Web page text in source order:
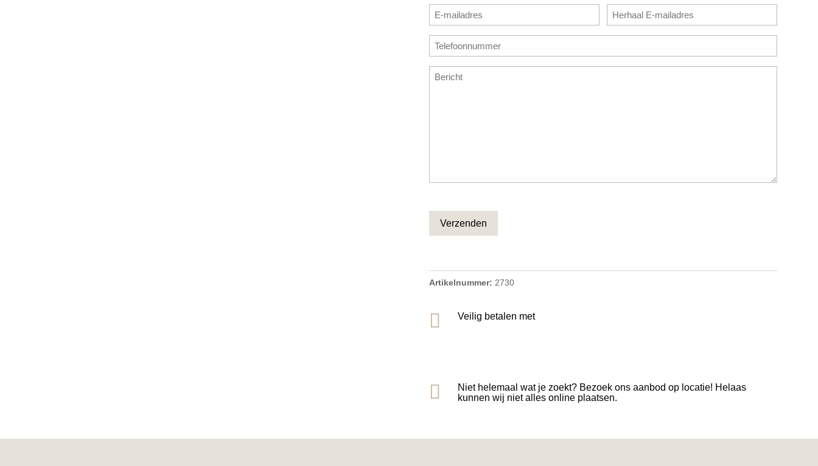
Voornaam Achternaam
E-
mailadres
(Vereist)
E-
mailadres
invoeren
E-
bevestigen
Telefoonnummer
Bericht
Artikelnummer: 2730
 Veilig betalen met

Niet helemaal wat je zoekt? Bezoek ons aanbod op locatie! Helaas
kunnen wij niet alles online plaatsen.